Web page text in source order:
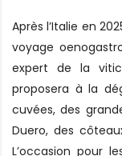
Après l’Italie en
voyage
expert de la
proposera à la
cuvées, des
Duero, des
L’occasion pour